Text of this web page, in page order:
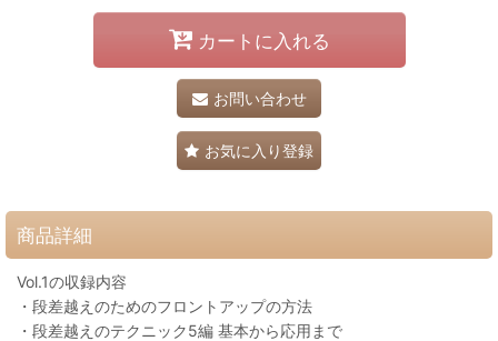
カートに入れる
お問い合わせ
お気に入り登録
商品詳細
Vol.1の収録内容
・段差越えのためのフロントアップの方法
・段差越えのテクニック5編 基本から応用まで